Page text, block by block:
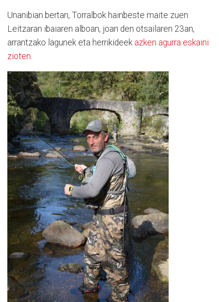
Unanibian bertan, Torralbok hainbeste maite zuen
Leitzaran ibaiaren alboan, joan den otsailaren 23an,
arrantzako lagunek eta herrikideek azken agurra eskaini
zioten